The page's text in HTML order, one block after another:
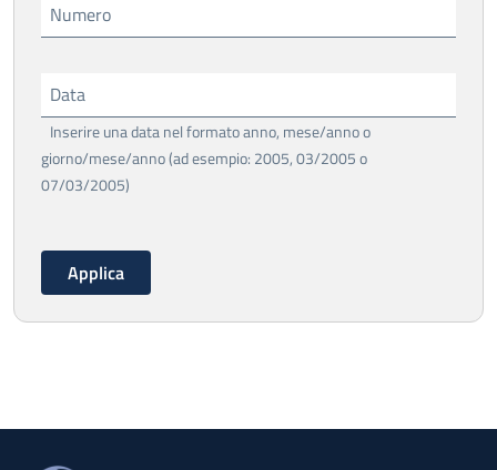
Numero
Data
Inserire una data nel formato anno, mese/anno o
giorno/mese/anno (ad esempio: 2005, 03/2005 o
07/03/2005)